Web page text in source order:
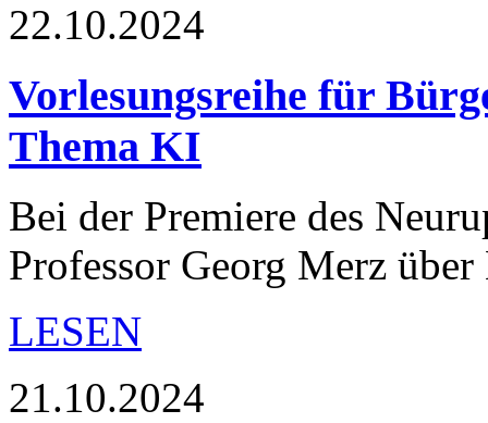
22.10.2024
Vorlesungsreihe für
Thema KI
Bei der Premiere des
Professor Georg Merz
LESEN
21.10.2024